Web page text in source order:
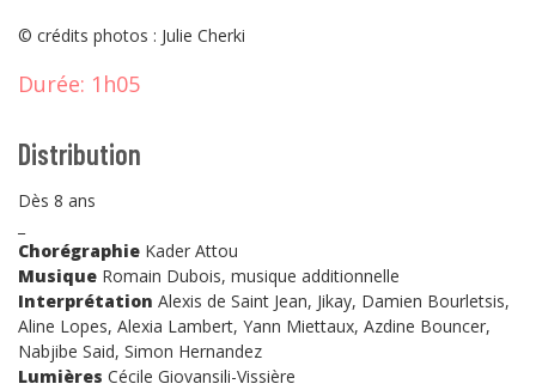
© crédits photos : Julie Cherki
Durée: 1h05
Distribution
Dès 8 ans
Chorégraphie Kader Attou
Musique Romain Dubois, musique additionnelle
Interprétation Alexis de Saint Jean, Jikay, Damien Bourletsis,
Aline Lopes, Alexia Lambert, Yann Miettaux, Azdine Bouncer,
Nabjibe Said, Simon Hernandez
Lumières Cécile Giovansili-Vissière